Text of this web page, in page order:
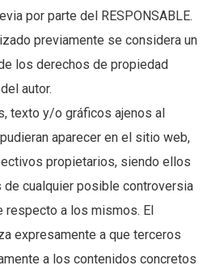
por parte del RESPONSABLE.
previamente se considera un
los derechos de propiedad
autor.
texto y/o gráficos ajenos al
aparecer en el sitio web,
propietarios, siendo ellos
cualquier posible controversia
respecto a los mismos. El
expresamente a que terceros
a los contenidos concretos